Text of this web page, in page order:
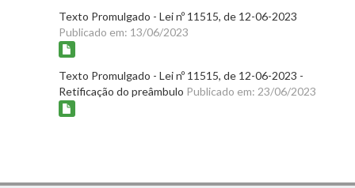
Texto Promulgado - Lei nº 11515, de 12-06-2023
Publicado em: 13/06/2023
Texto Promulgado - Lei nº 11515, de 12-06-2023 -
Retificação do preâmbulo Publicado em: 23/06/2023